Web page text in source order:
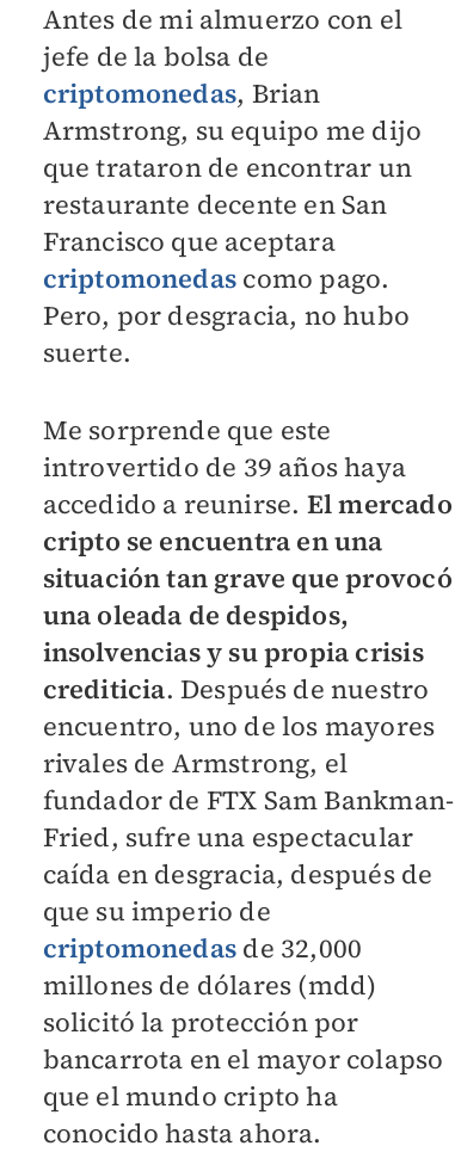
Antes de mi almuerzo con el
jefe de la bolsa de
criptomonedas, Brian
Armstrong, su equipo me dijo
que trataron de encontrar un
restaurante decente en San
Francisco que aceptara
criptomonedas como pago.
Pero, por desgracia, no hubo
suerte.
Me sorprende que este
introvertido de 39 años haya
accedido a reunirse. El mercado
cripto se encuentra en una
situación tan grave que provocó
una oleada de despidos,
insolvencias y su propia crisis
crediticia. Después de nuestro
encuentro, uno de los mayores
rivales de Armstrong, el
fundador de FTX Sam Bankman-
Fried, sufre una espectacular
caída en desgracia, después de
que su imperio de
criptomonedas de 32,000
millones de dólares (mdd)
solicitó la protección por
bancarrota en el mayor colapso
que el mundo cripto ha
conocido hasta ahora.